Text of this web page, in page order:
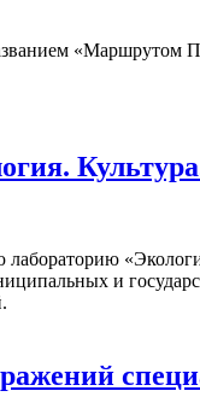
«Маршрутом
и